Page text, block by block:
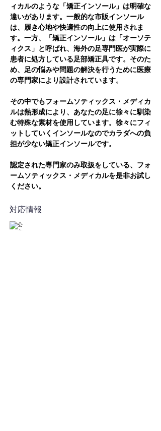
ィカルのような「矯正インソール」は明確な
違いがあります。一般的な市販インソール
は、履き心地や快適性の向上に使用されま
す。一方、「矯正インソール」は「オーソテ
ィクス」と呼ばれ、海外の足専門医が実際に
患者に処方している足部矯正具です。そのた
め、足の悩みや問題の解決を行うために医療
の専門家により設計されています。
その中でもフォームソティックス・メディカ
ルは熱形成により、あなたの足に徐々に馴染
む特殊な素材を使用しています。徐々にフィ
ットしていくインソールなのでカラダへの負
担が少ない矯正インソールです。
認定された専門家のみ取扱をしている、フォ
ームソティックス・メディカルを是非お試し
ください。
対応情報